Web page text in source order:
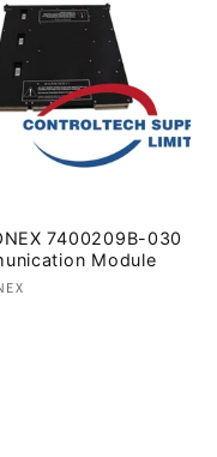
7400209B-030
Module